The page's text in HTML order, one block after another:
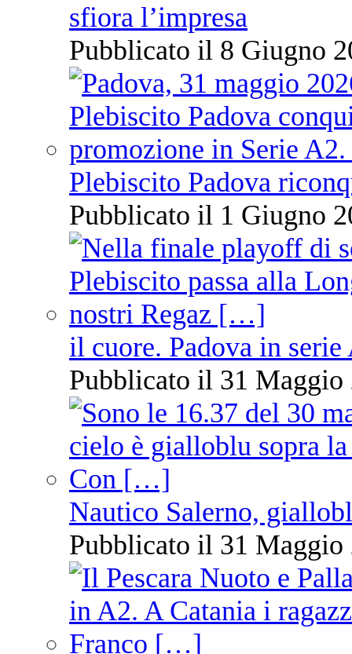
sfiora l’impresa
Pubblicato il 8 Giugno
Plebiscito Padova
Pubblicato il 1 Giugno
il cuore. Padova in serie
Pubblicato il 31 Maggio
Nautico Salerno,
Pubblicato il 31 Maggio